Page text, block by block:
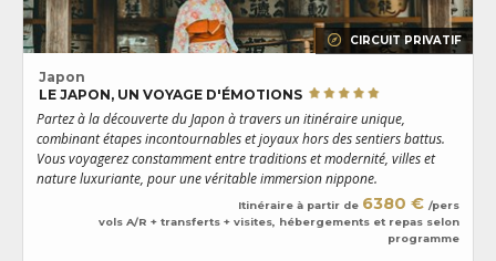
CIRCUIT PRIVATIF
Japon
LE JAPON, UN VOYAGE D'ÉMOTIONS
Partez à la découverte du Japon à travers un itinéraire unique,
combinant étapes incontournables et joyaux hors des sentiers battus.
Vous voyagerez constamment entre traditions et modernité, villes et
nature luxuriante, pour une véritable immersion nippone.
Itinéraire à partir de 6380 € /pers
vols A/R + transferts + visites, hébergements et repas selon
programme